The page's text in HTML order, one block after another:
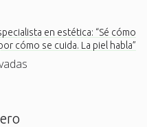
en estética: “Sé cómo
cómo se cuida. La piel habla”